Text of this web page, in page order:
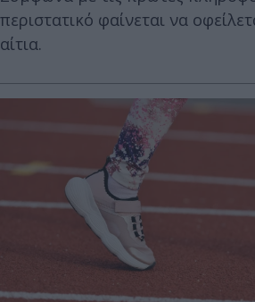
περιστατικό φαίνεται να
αίτια.